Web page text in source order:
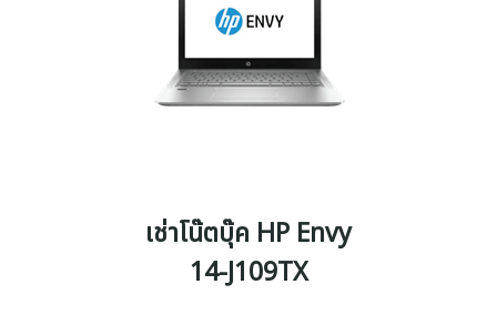
เช่าโน๊ตบุ๊ค HP Envy
14-J109TX